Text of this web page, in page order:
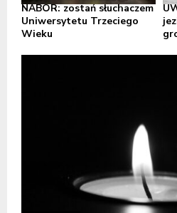
NABÓR: zostań słuchaczem
Uniwersytetu Trzeciego
Wieku